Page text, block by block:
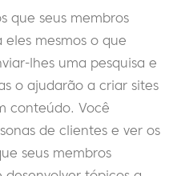
que seus membros
mesmos o que
lhes uma pesquisa e
o ajudarão a criar sites
conteúdo. Você
de clientes e ver os
seus membros